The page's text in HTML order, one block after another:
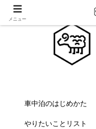
車中泊のはじめかた
やりたいことリスト
メニュー